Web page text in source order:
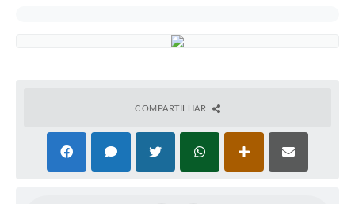
COMPARTILHAR